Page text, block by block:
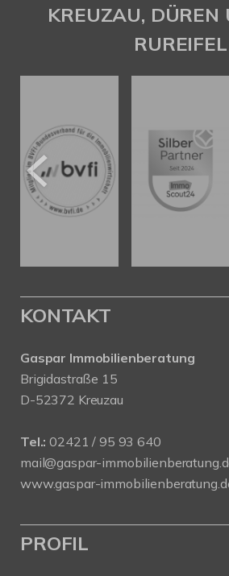
KREUZAU, DÜREN
RUREIFEL
KONTAKT
Gaspar Immobilienberatung
Brigidastraße 15
D-52372 Kreuzau
Tel.: 02421 / 95 93 640
mail@gaspar-
www.gaspar-
PROFIL